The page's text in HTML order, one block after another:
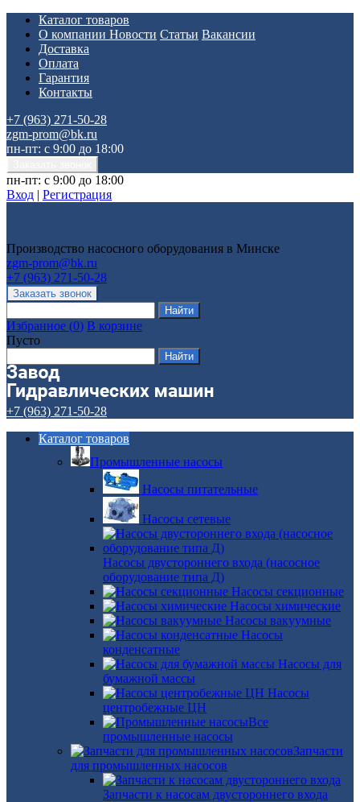
Каталог товаров
О компании Новости Статьи Вакансии
Доставка
Оплата
Гарантия
Контакты
+7 (963) 271-50-28
zgm-prom@bk.ru
пн-пт: с 9:00 до 18:00
пн-пт: с 9:00 до 18:00
Вход | Регистрация
Производство насосного оборудования в Минске
zgm-prom@bk.ru
+7 (963) 271-50-28
Избранное (0) В корзине
Пусто
+7 (963) 271-50-28
Каталог товаров
Промышленные насосы
Насосы питательные
Насосы сетевые
Насосы двустороннего входа (насосное
оборудование типа Д)
Насосы секционные
Насосы химические
Насосы вакуумные
Насосы
конденсатные
Насосы для
бумажной массы
Насосы
центробежные ЦН
Все
промышленные насосы
Запчасти
для промышленных насосов
Запчасти к насосам двустороннего входа